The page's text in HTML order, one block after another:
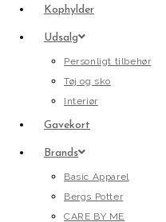
Kophylder
Udsalg
Personligt tilbehør
Tøj og sko
Interiør
Gavekort
Brands
Basic Apparel
Bergs Potter
CARE BY ME